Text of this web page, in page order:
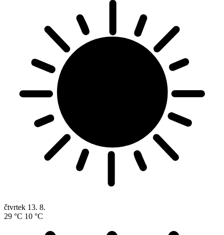
čtvrtek 13. 8.
29 °C 10 °C